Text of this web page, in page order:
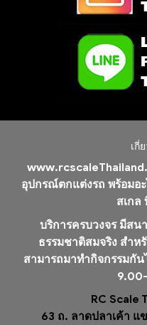
เกี่
อุปกรณ์ตกแต่งรถ พร้อมอ
สเกล
บริการครบวงจร มีสน
ธรรมชาติสมจริง สำ
สามารถมาทำกิจกรรมกั
RC Scale
63 ถ. ลาดปลาเค้า แ